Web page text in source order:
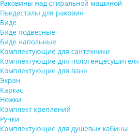
Раковины над стиральной машиной
Пьедесталы для раковин
Биде
Биде подвесные
Биде напольные
Комплектующие для сантехники
Комплектующие для полотенцесушителя
Комплектующие для ванн
Экран
Каркас
Ножки
Комплект креплений
Ручки
Комплектующие для душевых кабины